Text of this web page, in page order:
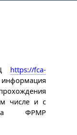
https://fca-
числе и с
ФРМР